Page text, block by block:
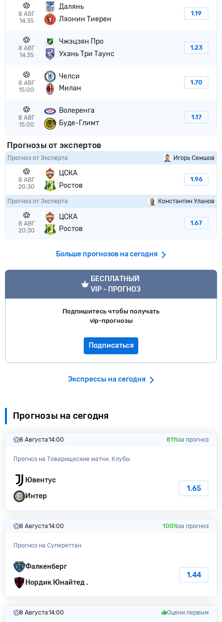
8 АВГ
14:35
Далянь
Ляонин Тиерен
1.19
8 АВГ
14:35
Чжэцзян Про
Ухань Три Таунс
1.23
8 АВГ
15:00
Челси
Милан
1.70
8 АВГ
15:00
Волеренга
Буде-Глимт
1.17
Прогнозы от экспертов
Прогноз от Эксперта Игорь Семшов
8 АВГ
20:30
ЦСКА
Ростов
1.96
Прогноз от Эксперта Константин Уланов
8 АВГ
20:30
ЦСКА
Ростов
1.67
Больше прогнозов на сегодня
VIP прогноз
БЕСПЛАТНЫЙ
VIP - ПРОГНОЗ
Подпишитесь чтобы получать
vip-прогнозы
Подписаться
Экспрессы на сегодня
Прогнозы на сегодня
8 Августа14:00 81%за прогноз
Прогноз на Товарищеские матчи. Клубы
Ювентус
Интер
1.65
8 Августа14:00 100%за прогноз
Прогноз на Супереттан
Фалкенберг
Нордик Юнайтед .
1.44
8 Августа14:00 Оцени первым